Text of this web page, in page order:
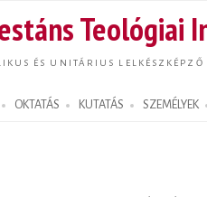
Teológiai
ÉS UNITÁRIUS LELKÉSZKÉPZŐ
OKTATÁS KUTATÁS SZEMÉLYEK